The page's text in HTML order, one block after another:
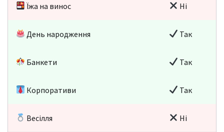
Їжа на винос Ні
День народження Так
Банкети Так
Корпоративи Так
Весілля Ні